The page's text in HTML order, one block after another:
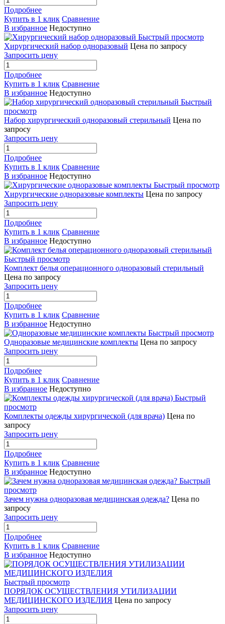
Подробнее
Купить в 1 клик Сравнение
В избранное Недоступно
Быстрый просмотр
Хирургический набор одноразовый Цена по запросу
Запросить цену
Подробнее
Купить в 1 клик Сравнение
В избранное Недоступно
Быстрый
просмотр
Набор хирургический одноразовый стерильный Цена по
запросу
Запросить цену
Подробнее
Купить в 1 клик Сравнение
В избранное Недоступно
Быстрый просмотр
Хирургические одноразовые комплекты Цена по запросу
Запросить цену
Подробнее
Купить в 1 клик Сравнение
В избранное Недоступно
Быстрый просмотр
Комплект белья операционного одноразовый стерильный
Цена по запросу
Запросить цену
Подробнее
Купить в 1 клик Сравнение
В избранное Недоступно
Быстрый просмотр
Одноразовые медицинские комплекты Цена по запросу
Запросить цену
Подробнее
Купить в 1 клик Сравнение
В избранное Недоступно
Быстрый
просмотр
Комплекты одежды хирургической (для врача) Цена по
запросу
Запросить цену
Подробнее
Купить в 1 клик Сравнение
В избранное Недоступно
Быстрый
просмотр
Зачем нужна одноразовая медицинская одежда? Цена по
запросу
Запросить цену
Подробнее
Купить в 1 клик Сравнение
В избранное Недоступно
Быстрый просмотр
ПОРЯДОК ОСУЩЕСТВЛЕНИЯ УТИЛИЗАЦИИ
МЕДИЦИНСКОГО ИЗДЕЛИЯ Цена по запросу
Запросить цену